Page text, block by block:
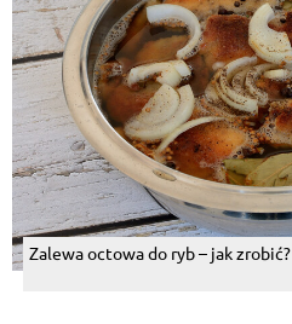
Zalewa octowa do ryb – jak zrobić?